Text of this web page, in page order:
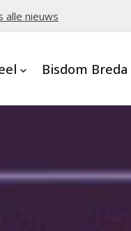
alle nieuws
Bisdom Breda